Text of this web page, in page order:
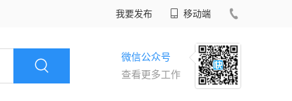
我要发布 移动端
微信公众号
查看更多工作